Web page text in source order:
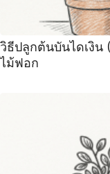
วิธีปลูกต้นบันไดเงิน
ไม้ฟอก